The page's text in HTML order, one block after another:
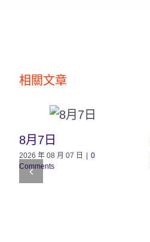
相關文章
8月7日
2026 年 08 月 07 日
0
Comments